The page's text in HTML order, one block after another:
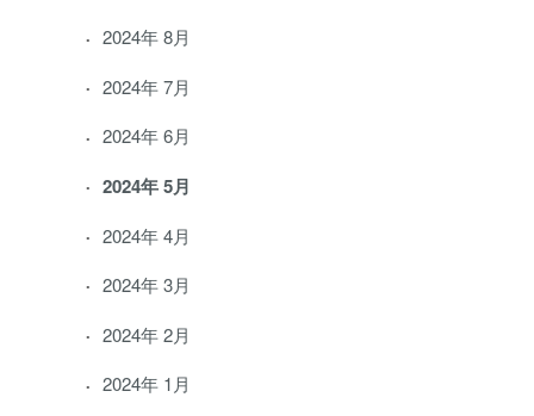
2024年 8月
2024年 7月
2024年 6月
2024年 5月
2024年 4月
2024年 3月
2024年 2月
2024年 1月